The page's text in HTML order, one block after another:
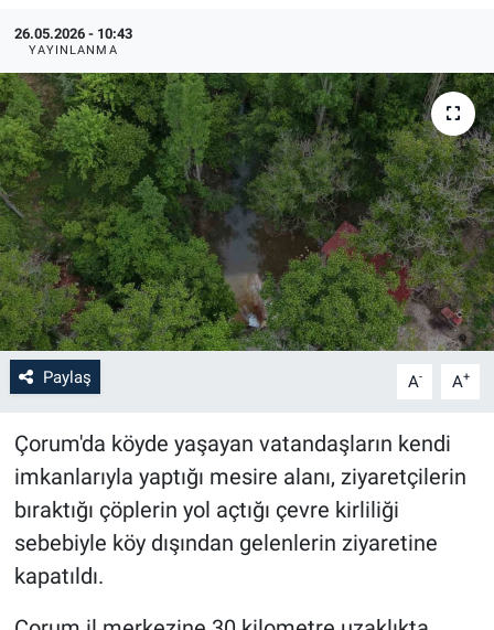
26.05.2026 - 10:43
YAYINLANMA
Paylaş A- A+
Çorum'da köyde yaşayan vatandaşların kendi
imkanlarıyla yaptığı mesire alanı, ziyaretçilerin
bıraktığı çöplerin yol açtığı çevre kirliliği
sebebiyle köy dışından gelenlerin ziyaretine
kapatıldı.